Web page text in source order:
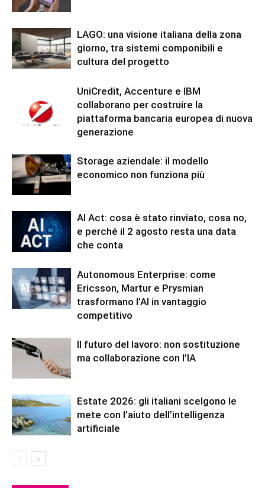
LAGO: una visione italiana della zona
giorno, tra sistemi componibili e
cultura del progetto
UniCredit, Accenture e IBM
collaborano per costruire la
piattaforma bancaria europea di nuova
generazione
Storage aziendale: il modello
economico non funziona più
AI Act: cosa è stato rinviato, cosa no,
e perché il 2 agosto resta una data
che conta
Autonomous Enterprise: come
Ericsson, Martur e Prysmian
trasformano l’AI in vantaggio
competitivo
Il futuro del lavoro: non sostituzione
ma collaborazione con l’IA
Estate 2026: gli italiani scelgono le
mete con l’aiuto dell’intelligenza
artificiale